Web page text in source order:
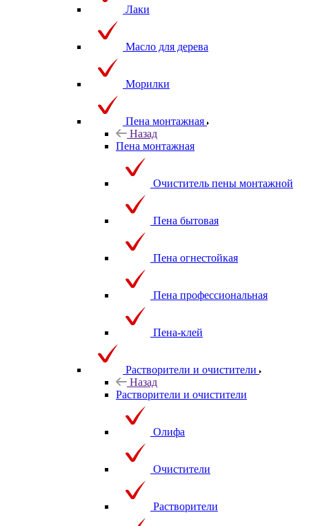
Лаки
Масло для дерева
Морилки
Пена монтажная
Назад
Пена монтажная
Очиститель пены монтажной
Пена бытовая
Пена огнестойкая
Пена профессиональная
Пена-клей
Растворители и очистители
Назад
Растворители и очистители
Олифа
Очистители
Растворители